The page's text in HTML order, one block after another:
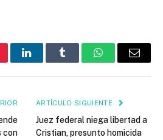
LinkedInTumblr WhatsAppEmail
con
ARTÍCULO SIGUIENTE
Juez federal niega libertad a
Cristian, presunto homicida